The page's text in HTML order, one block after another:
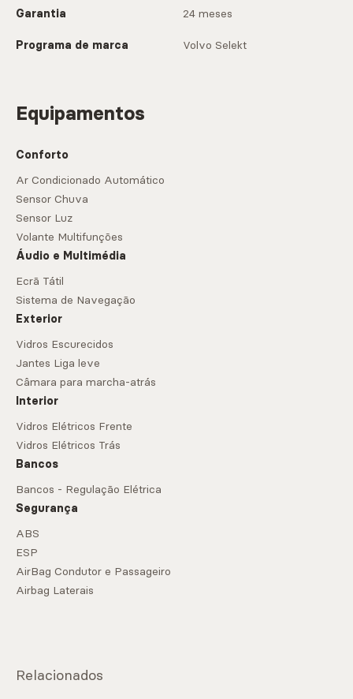
Garantia
24 meses
Programa de marca Volvo Selekt
Equipamentos
Conforto
Ar Condicionado Automático
Sensor Chuva
Sensor Luz
Volante Multifunções
Áudio e Multimédia
Ecrã Tátil
Sistema de Navegação
Exterior
Vidros Escurecidos
Jantes Liga leve
Câmara para marcha-atrás
Interior
Vidros Elétricos Frente
Vidros Elétricos Trás
Bancos
Bancos - Regulação Elétrica
Segurança
ABS
ESP
AirBag Condutor e Passageiro
Airbag Laterais
Relacionados